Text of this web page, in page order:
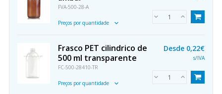
FVA-500-28-A
Preços por quantidade
Frasco PET cilindrico de
500 ml transparente
FC-500-28410-TR
Preços por quantidade
Desde 0,22€
s/IVA